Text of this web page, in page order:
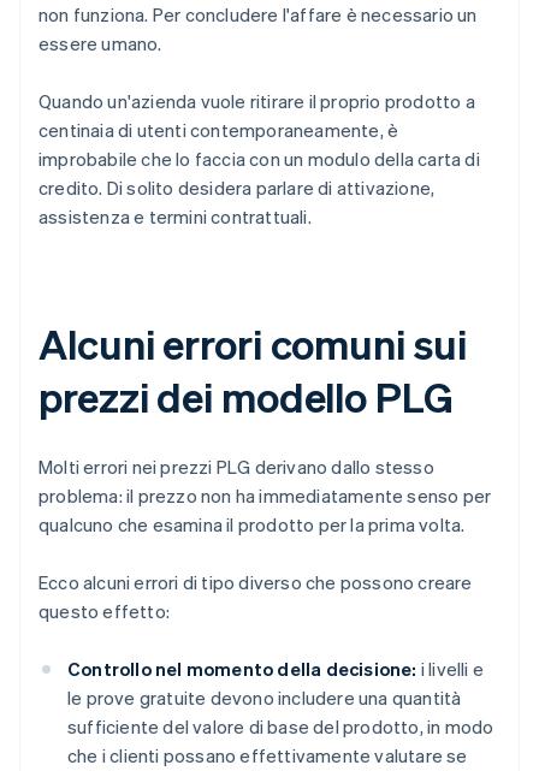
non funziona. Per concludere l'affare è necessario un
essere umano.
Quando un'azienda vuole ritirare il proprio prodotto a
centinaia di utenti contemporaneamente, è
improbabile che lo faccia con un modulo della carta di
credito. Di solito desidera parlare di attivazione,
assistenza e termini contrattuali.
Alcuni errori comuni sui
prezzi dei modello PLG
Molti errori nei prezzi PLG derivano dallo stesso
problema: il prezzo non ha immediatamente senso per
qualcuno che esamina il prodotto per la prima volta.
Ecco alcuni errori di tipo diverso che possono creare
questo effetto:
Controllo nel momento della decisione: i livelli e
le prove gratuite devono includere una quantità
sufficiente del valore di base del prodotto, in modo
che i clienti possano effettivamente valutare se